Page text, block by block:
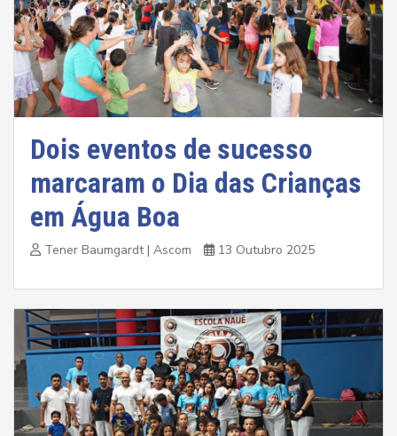
Dois eventos de sucesso
marcaram o Dia das Crianças
em Água Boa
Tener Baumgardt | Ascom 13 Outubro 2025